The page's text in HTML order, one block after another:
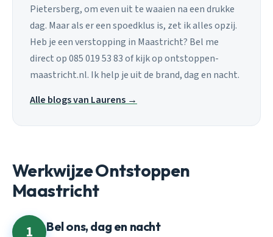
Pietersberg, om even uit te waaien na een drukke
dag. Maar als er een spoedklus is, zet ik alles opzij.
Heb je een verstopping in Maastricht? Bel me
direct op 085 019 53 83 of kijk op ontstoppen-
maastricht.nl. Ik help je uit de brand, dag en nacht.
Alle blogs van Laurens →
Werkwijze Ontstoppen
Maastricht
1 Bel ons, dag en nacht